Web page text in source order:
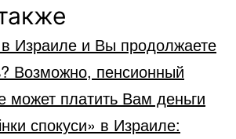
Израиле и Вы продолжаете
Возможно, пенсионный
может платить Вам деньги
спокуси» в Израиле: